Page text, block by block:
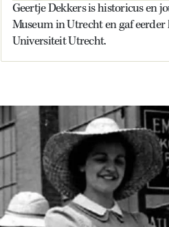
Geertje Dekkers is historicus en
Museum in Utrecht en gaf
Universiteit Utrecht.